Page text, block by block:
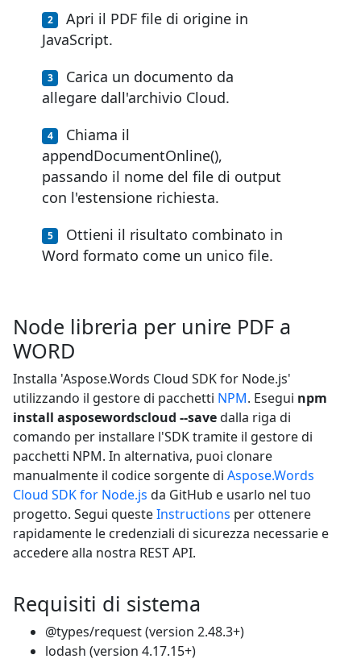
Apri il PDF file di origine in
JavaScript.
Carica un documento da
allegare dall'archivio Cloud.
Chiama il
appendDocumentOnline(),
passando il nome del file di output
con l'estensione richiesta.
Ottieni il risultato combinato in
Word formato come un unico file.
Node libreria per unire PDF a
WORD
Installa 'Aspose.Words Cloud SDK for Node.js'
utilizzando il gestore di pacchetti NPM. Esegui npm
install asposewordscloud --savedalla riga di
comando per installare l'SDK tramite il gestore di
pacchetti NPM. In alternativa, puoi clonare
manualmente il codice sorgente di Aspose.Words
Cloud SDK for Node.js da GitHub e usarlo nel tuo
progetto. Segui questeInstructions per ottenere
rapidamente le credenziali di sicurezza necessarie e
accedere alla nostra REST API.
Requisiti di sistema
@types/request (version 2.48.3+)
lodash (version 4.17.15+)